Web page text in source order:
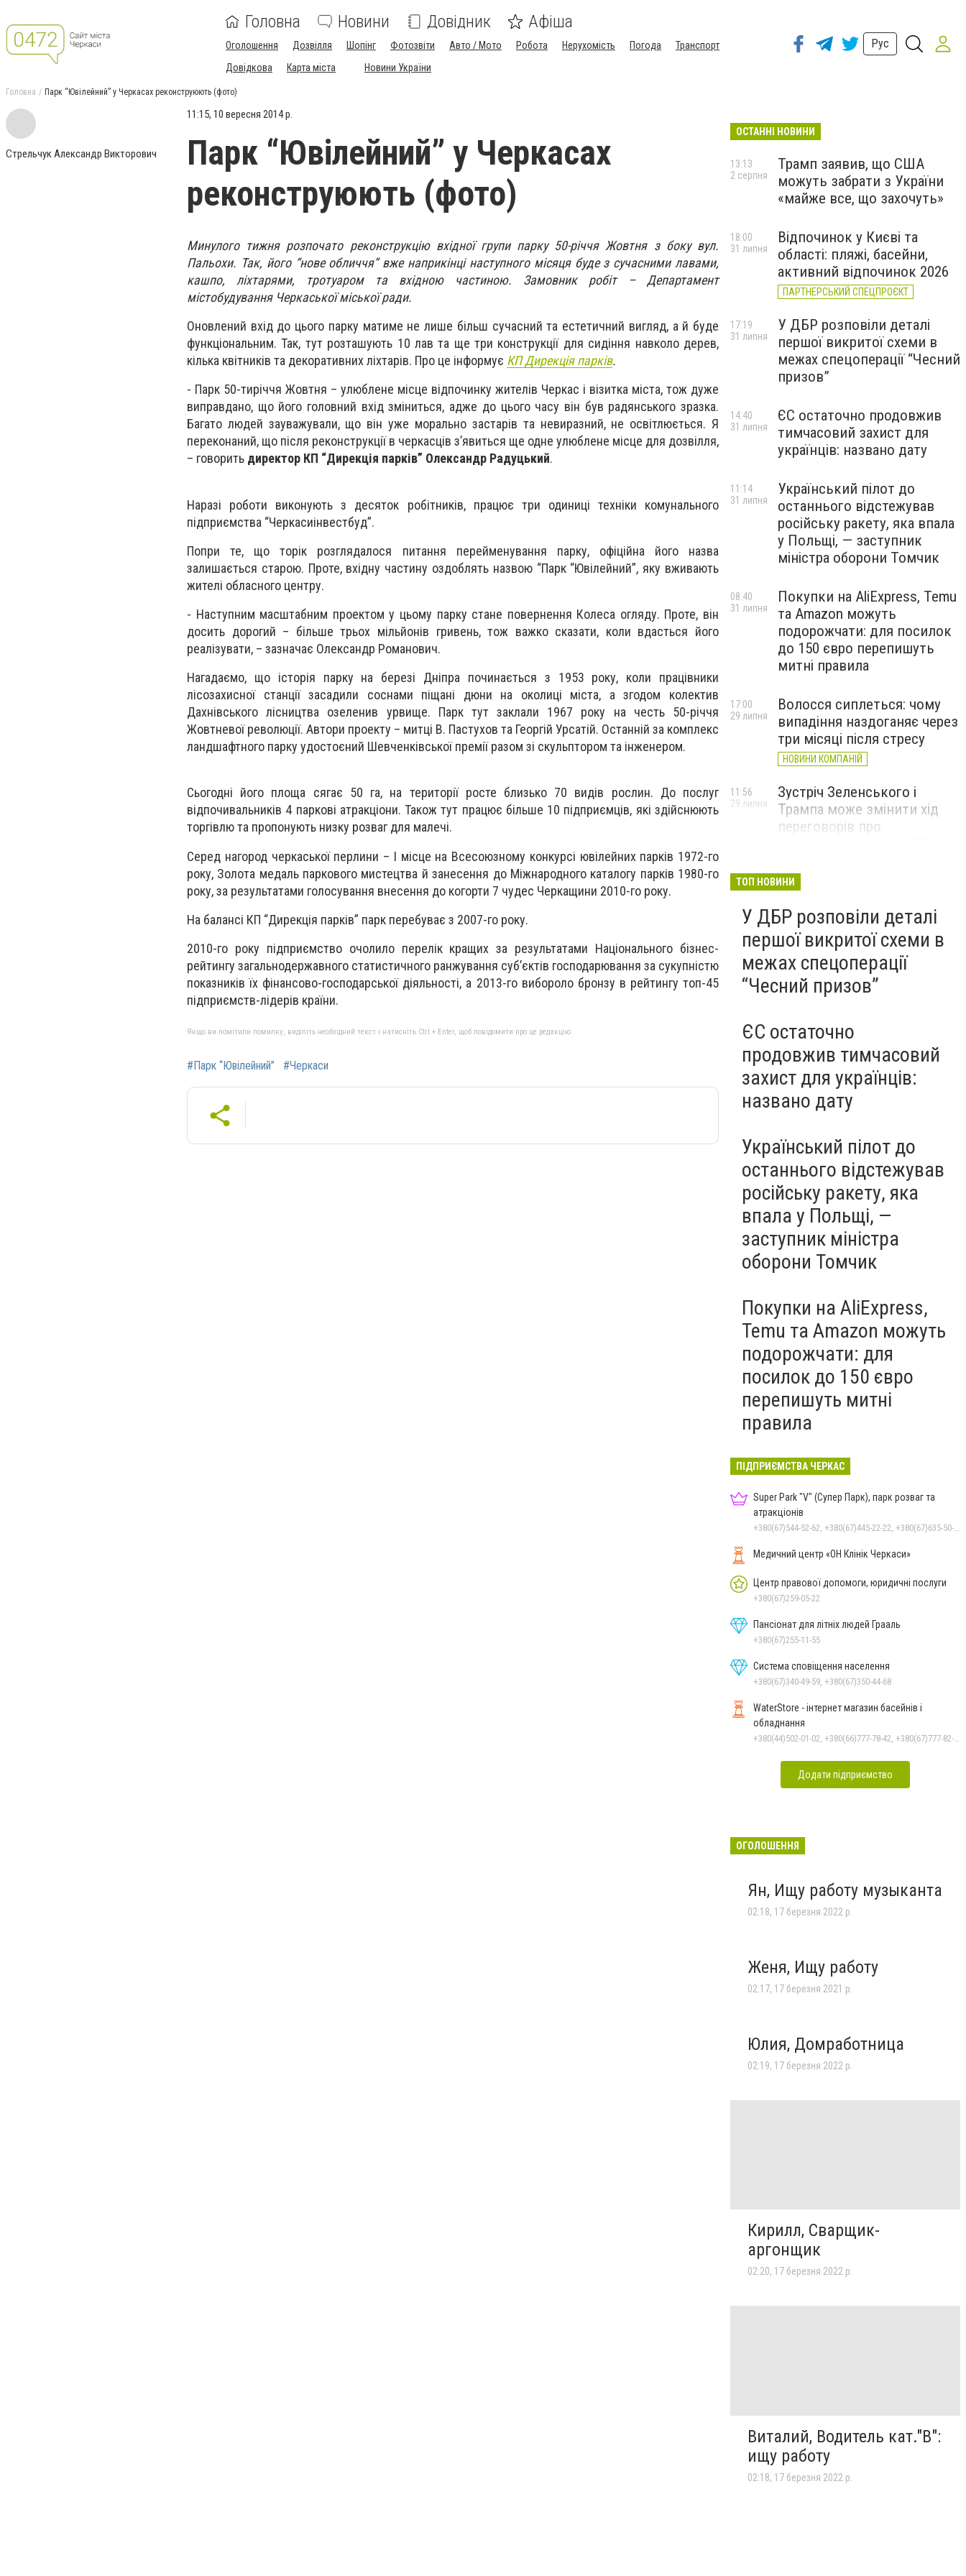
Головна Новини Довідник Афіша
Оголошення Дозвілля Шопінг Фотозвіти Авто / Мото Робота Нерухомість Погода
Транспорт
Довідкова
Карта міста Новини України
Рус
Головна Парк “Ювілейний” у Черкасах реконструюють (фото)
Стрельчук Александр Викторович
11:15, 10 вересня 2014 р.
Парк “Ювілейний” у Черкасах
реконструюють (фото)
Минулого тижня розпочато реконструкцію вхідної групи парку 50-річчя Жовтня з боку вул.
Пальохи. Так, його “нове обличчя” вже наприкінці наступного місяця буде з сучасними лавами,
кашпо, ліхтарями, тротуаром та вхідною частиною. Замовник робіт – Департамент
містобудування Черкаської міської ради.
Оновлений вхід до цього парку матиме не лише більш сучасний та естетичний вигляд, а й буде
функціональним. Так, тут розташують 10 лав та ще три конструкції для сидіння навколо дерев,
кілька квітників та декоративних ліхтарів. Про це інформує КП Дирекція парків.
- Парк 50-тиріччя Жовтня – улюблене місце відпочинку жителів Черкас і візитка міста, тож дуже
виправдано, що його головний вхід зміниться, адже до цього часу він був радянського зразка.
Багато людей зауважували, що він уже морально застарів та невиразний, не освітлюється. Я
переконаний, що після реконструкції в черкасців з’явиться ще одне улюблене місце для дозвілля,
– говорить директор КП “Дирекція парків” Олександр Радуцький.
Наразі роботи виконують з десяток робітників, працює три одиниці техніки комунального
підприємства “Черкасиінвестбуд”.
Попри те, що торік розглядалося питання перейменування парку, офіційна його назва
залишається старою. Проте, вхідну частину оздоблять назвою “Парк “Ювілейний”, яку вживають
жителі обласного центру.
- Наступним масштабним проектом у цьому парку стане повернення Колеса огляду. Проте, він
досить дорогий – більше трьох мільйонів гривень, тож важко сказати, коли вдасться його
реалізувати, – зазначає Олександр Романович.
Нагадаємо, що історія парку на березі Дніпра починається з 1953 року, коли працівники
лісозахисної станції засадили соснами піщані дюни на околиці міста, а згодом колектив
Дахнівського лісництва озеленив урвище. Парк тут заклали 1967 року на честь 50-річчя
Жовтневої революції. Автори проекту – митці В. Пастухов та Георгій Урсатій. Останній за комплекс
ландшафтного парку удостоєний Шевченківської премії разом зі скульптором та інженером.
Сьогодні його площа сягає 50 га, на території росте близько 70 видів рослин. До послуг
відпочивальників 4 паркові атракціони. Також тут працює більше 10 підприємців, які здійснюють
торгівлю та пропонують низку розваг для малечі.
Серед нагород черкаської перлини – І місце на Всесоюзному конкурсі ювілейних парків 1972-го
року, Золота медаль паркового мистецтва й занесення до Міжнародного каталогу парків 1980-го
року, за результатами голосування внесення до когорти 7 чудес Черкащини 2010-го року.
На балансі КП “Дирекція парків” парк перебуває з 2007-го року.
2010-го року підприємство очолило перелік кращих за результатами Національного бізнес-
рейтингу загальнодержавного статистичного ранжування суб’єктів господарювання за сукупністю
показників їх фінансово-господарської діяльності, а 2013-го вибороло бронзу в рейтингу топ-45
підприємств-лідерів країни.
Якщо ви помітили помилку, виділіть необхідний текст і натисніть Ctrl + Enter, щоб повідомити про це редакцію
#Парк “Ювілейний” #Черкаси
ОСТАННІ НОВИНИ
Трамп заявив, що США
можуть забрати з України
«майже все, що захочуть»
13:13
2 серпня
Відпочинок у Києві та
області: пляжі, басейни,
активний відпочинок 2026
ПАРТНЕРСЬКИЙ СПЕЦПРОЄКТ
18:00
31 липня
У ДБР розповіли деталі
першої викритої схеми в
межах спецоперації “Чесний
призов”
17:19
31 липня
ЄС остаточно продовжив
тимчасовий захист для
українців: названо дату
14:40
31 липня
Український пілот до
останнього відстежував
російську ракету, яка впала
у Польщі, — заступник
міністра оборони Томчик
11:14
31 липня
Покупки на AliExpress, Temu
та Amazon можуть
подорожчати: для посилок
до 150 євро перепишуть
митні правила
08:40
31 липня
Волосся сиплеться: чому
випадіння наздоганяє через
три місяці після стресу
НОВИНИ КОМПАНІЙ
17:00
29 липня
Зустріч Зеленського і
Трампа може змінити хід
переговорів про
11:56
29 липня
ТОП НОВИНИ
У ДБР розповіли деталі
першої викритої схеми в
межах спецоперації
“Чесний призов”
ЄС остаточно
продовжив тимчасовий
захист для українців:
названо дату
Український пілот до
останнього відстежував
російську ракету, яка
впала у Польщі, —
заступник міністра
оборони Томчик
Покупки на AliExpress,
Temu та Amazon можуть
подорожчати: для
посилок до 150 євро
перепишуть митні
правила
ПІДПРИЄМСТВА ЧЕРКАС
Super Park "V" (Супер Парк), парк розваг та
атракціонів
+380(67)544-52-62, +380(67)445-22-22, +380(67)635-50-50
Медичний центр «ОН Клінік Черкаси»
Центр правової допомоги, юридичні послуги
+380(67)259-05-22
Пансіонат для літніх людей Грааль
+380(67)255-11-55
Система сповіщення населення
+380(67)340-49-59, +380(67)350-44-68
WaterStore - інтернет магазин басейнів і
обладнання
+380(44)502-01-02, +380(66)777-78-42, +380(67)777-82-19, +380(67)890-80-80, +380(73)890-80-80, +380(44)502-01-03
Додати підприємство
ОГОЛОШЕННЯ
Ян, Ищу работу музыканта
02:18, 17 березня 2022 р.
Женя, Ищу работу
02:17, 17 березня 2021 р.
Юлия, Домработница
02:19, 17 березня 2022 р.
Кирилл, Сварщик-
аргонщик
02:20, 17 березня 2022 р.
Виталий, Водитель кат."В":
ищу работу
02:18, 17 березня 2022 р.